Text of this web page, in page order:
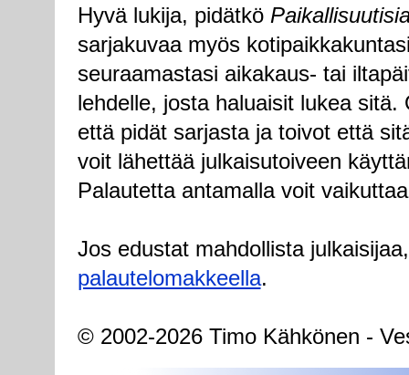
Hyvä lukija, pidätkö
sarjakuvaa myös
seuraamastasi aikakaus- tai
lehdelle, josta haluaisit lukea
että pidät sarjasta ja toivot että
voit lähettää julkaisutoiveen
Palautetta antamalla voit
Jos edustat mahdollista
palautelomakkeella.
© 2002-2026 Timo Kähkönen -